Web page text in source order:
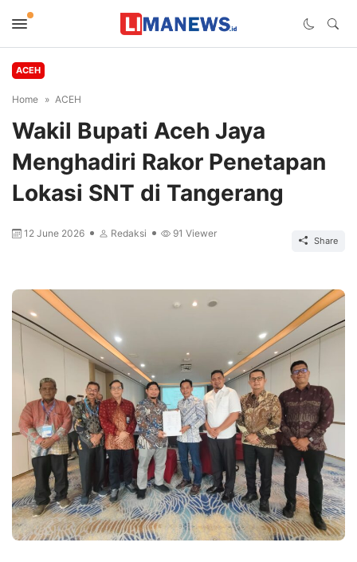
ACEH
Home ACEH
Wakil Bupati Aceh Jaya
Menghadiri Rakor Penetapan
Lokasi SNT di Tangerang
12 June 2026 Redaksi 91 Viewer
Share